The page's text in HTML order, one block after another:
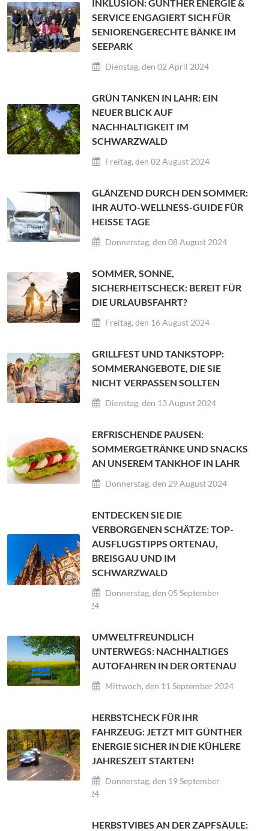
INKLUSION: GÜNTHER ENERGIE &
SERVICE ENGAGIERT SICH FÜR
SENIORENGERECHTE BÄNKE IM
SEEPARK
Dienstag, den 02 April 2024
GRÜN TANKEN IN LAHR: EIN
NEUER BLICK AUF
NACHHALTIGKEIT IM
SCHWARZWALD
Freitag, den 02 August 2024
GLÄNZEND DURCH DEN SOMMER:
IHR AUTO-WELLNESS-GUIDE FÜR
HEISSE TAGE
Donnerstag, den 08 August 2024
SOMMER, SONNE,
SICHERHEITSCHECK: BEREIT FÜR
DIE URLAUBSFAHRT?
Freitag, den 16 August 2024
GRILLFEST UND TANKSTOPP:
SOMMERANGEBOTE, DIE SIE
NICHT VERPASSEN SOLLTEN
Dienstag, den 13 August 2024
ERFRISCHENDE PAUSEN:
SOMMERGETRÄNKE UND SNACKS
AN UNSEREM TANKHOF IN LAHR
Donnerstag, den 29 August 2024
ENTDECKEN SIE DIE
VERBORGENEN SCHÄTZE: TOP-
AUSFLUGSTIPPS ORTENAU,
BREISGAU UND IM
SCHWARZWALD
Donnerstag, den 05 September
2024
UMWELTFREUNDLICH
UNTERWEGS: NACHHALTIGES
AUTOFAHREN IN DER ORTENAU
Mittwoch, den 11 September 2024
HERBSTCHECK FÜR IHR
FAHRZEUG: JETZT MIT GÜNTHER
ENERGIE SICHER IN DIE KÜHLERE
JAHRESZEIT STARTEN!
Donnerstag, den 19 September
2024
HERBSTVIBES AN DER ZAPFSÄULE: